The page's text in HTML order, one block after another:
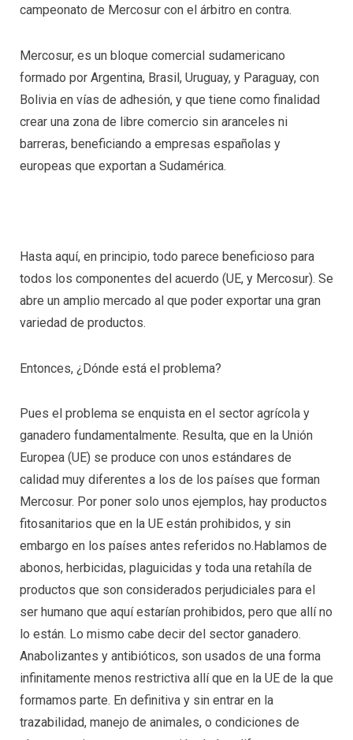
campeonato de Mercosur con el árbitro en contra.
Mercosur, es un bloque comercial sudamericano
formado por Argentina, Brasil, Uruguay, y Paraguay, con
Bolivia en vías de adhesión, y que tiene como finalidad
crear una zona de libre comercio sin aranceles ni
barreras, beneficiando a empresas españolas y
europeas que exportan a Sudamérica.
Hasta aquí, en principio, todo parece beneficioso para
todos los componentes del acuerdo (UE, y Mercosur). Se
abre un amplio mercado al que poder exportar una gran
variedad de productos.
Entonces, ¿Dónde está el problema?
Pues el problema se enquista en el sector agrícola y
ganadero fundamentalmente. Resulta, que en la Unión
Europea (UE) se produce con unos estándares de
calidad muy diferentes a los de los países que forman
Mercosur. Por poner solo unos ejemplos, hay productos
fitosanitarios que en la UE están prohibidos, y sin
embargo en los países antes referidos no.Hablamos de
abonos, herbicidas, plaguicidas y toda una retahíla de
productos que son considerados perjudiciales para el
ser humano que aquí estarían prohibidos, pero que allí no
lo están. Lo mismo cabe decir del sector ganadero.
Anabolizantes y antibióticos, son usados de una forma
infinitamente menos restrictiva allí que en la UE de la que
formamos parte. En definitiva y sin entrar en la
trazabilidad, manejo de animales, o condiciones de